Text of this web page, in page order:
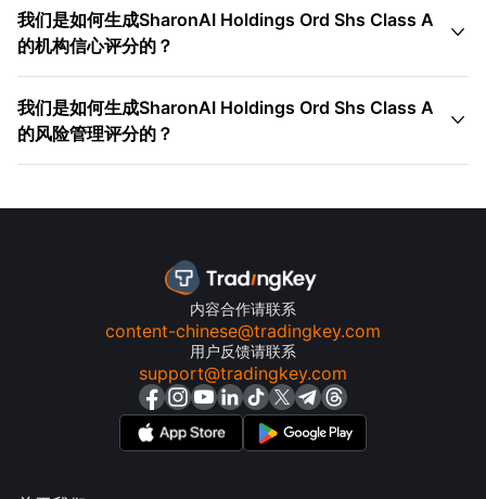
我们是如何生成SharonAI Holdings Ord Shs Class A
的机构信心评分的？

我们是如何生成SharonAI Holdings Ord Shs Class A
的风险管理评分的？

内容合作请联系
content-chinese@tradingkey.com
用户反馈请联系
support@tradingkey.com